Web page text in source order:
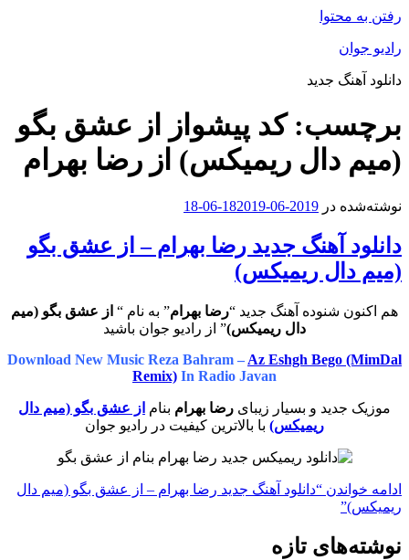
رفتن به محتوا
رادیو جوان
دانلود آهنگ جدید
برچسب:کد پیشواز از عشق بگو
(میم دال ریمیکس) از رضا بهرام
نوشته‌شده در 2019-06-18
2019-06-18
دانلود آهنگ جدید رضا بهرام – از عشق بگو
(میم دال ریمیکس)
هم اکنون شنوده آهنگ جدید “رضا بهرام” به نام “ از عشق بگو (میم
دال ریمیکس)” از رادیو جوان باشید
Download New Music Reza Bahram – Az Eshgh Bego (MimDal
Remix) In Radio Javan
موزیک جدید و بسیار زیبای رضا بهرام بنام از عشق بگو (میم دال
ریمیکس) با بالاترین کیفیت در رادیو جوان
ادامه خواندن “دانلود آهنگ جدید رضا بهرام – از عشق بگو (میم دال
ریمیکس)”
نوشته‌های تازه